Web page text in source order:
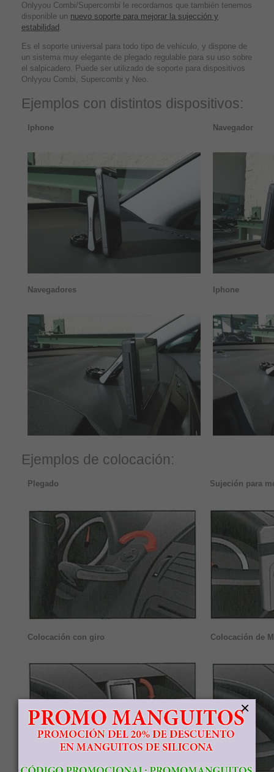
Onlyyou Combi/Supercombi le recordamos que también tenemos
disponible un nuevo soporte para mejorar la sujección y
estabilidad .
Es el soporte universal para todo tipo de vehículo, y dispone de
un sistema muy elegante de plegado regulable para su uso sobre
el salpicadero. Puede ser utilizado de soporte para dispositivos
Onlyyou Combi, Supercombi y Neo.
Ejemplos con distintos dispositivos:
Iphone Navegador
Navegadores Iphone
Ejemplos de colocación:
Plegado Sujeción para
Colocación con giro Colocación de
×